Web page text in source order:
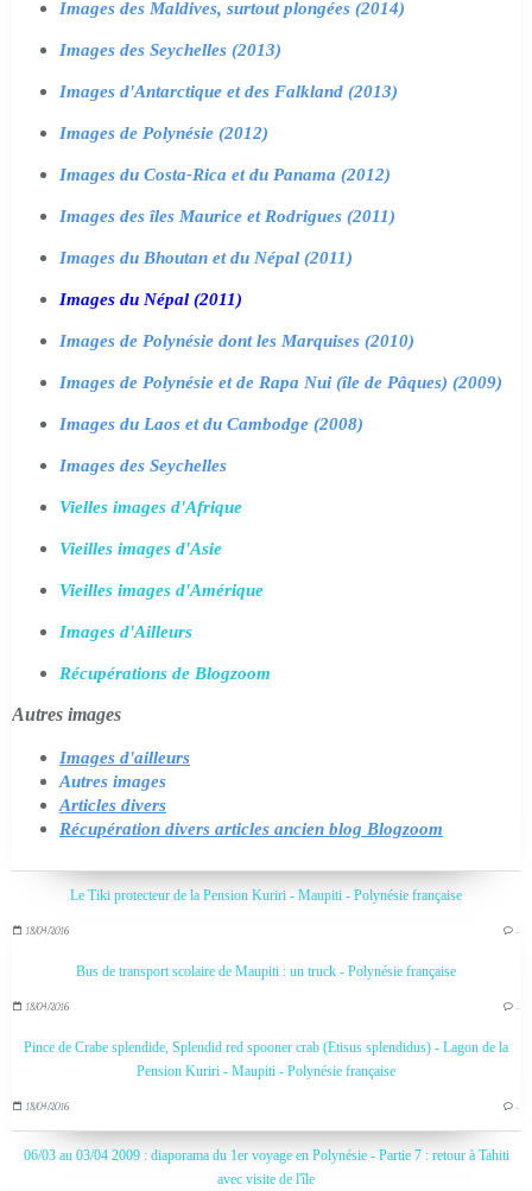
Le Tiki protecteur de la Pension Kuriri - Maupiti - Polynésie française
18/04/2016 …
Bus de transport scolaire de Maupiti : un truck - Polynésie française
18/04/2016 …
Pince de Crabe splendide, Splendid red spooner crab (Etisus splendidus) - Lagon de la
Pension Kuriri - Maupiti - Polynésie française
18/04/2016 …
06/03 au 03/04 2009 : diaporama du 1er voyage en Polynésie - Partie 7 : retour à Tahiti
avec visite de l'île
Images des Maldives, surtout plongées (2014)
Images des Seychelles (2013)
Images d'Antarctique et des Falkland (2013)
Images de Polynésie (2012)
Images du Costa-Rica et du Panama (2012)
Images des îles Maurice et Rodrigues (2011)
Images du Bhoutan et du Népal (2011)
Images du Népal (2011)
Images de Polynésie dont les Marquises (2010)
Images de Polynésie et de Rapa Nui (île de Pâques) (2009)
Images du Laos et du Cambodge (2008)
Images des Seychelles
Vielles images d'Afrique
Vieilles images d'Asie
Vieilles images d'Amérique
Images d'Ailleurs
Récupérations de Blogzoom
Autres images
Images d'ailleurs
Autres images
Articles divers
Récupération divers articles ancien blog Blogzoom